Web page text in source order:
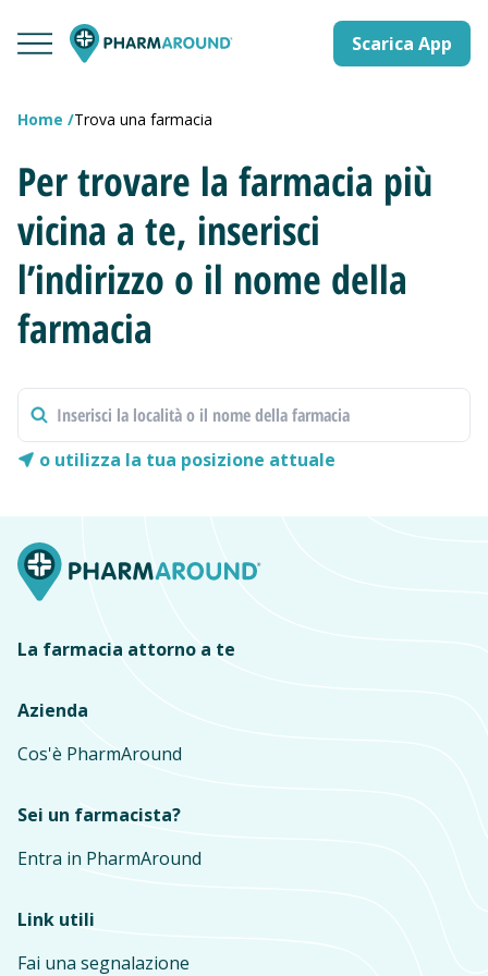
Scarica App
Home Trova una farmacia
Per trovare la farmacia più
vicina a te, inserisci
l’indirizzo o il nome della
farmacia
o utilizza la tua posizione attuale
La farmacia attorno a te
Azienda
Cos'è PharmAround
Sei un farmacista?
Entra in PharmAround
Link utili
Fai una segnalazione